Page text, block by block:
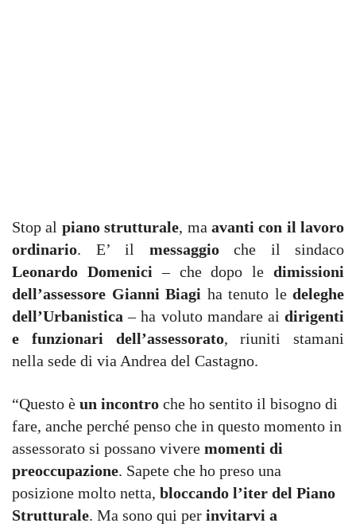
Stop al piano strutturale, ma avanti con il lavoro
ordinario. E’ il messaggio che il sindaco
Leonardo Domenici– che dopo ledimissioni
dell’assessore Gianni Biagi ha tenuto le deleghe
dell’Urbanistica – ha voluto mandare ai dirigenti
e funzionari dell’assessorato, riuniti stamani
nella sede di via Andrea del Castagno.
“Questo è un incontro che ho sentito il bisogno di
fare, anche perché penso che in questo momento in
assessorato si possano vivere momenti di
preoccupazione. Sapete che ho preso una
posizione molto netta, bloccando l’iter del Piano
Strutturale. Ma sono qui per invitarvi a